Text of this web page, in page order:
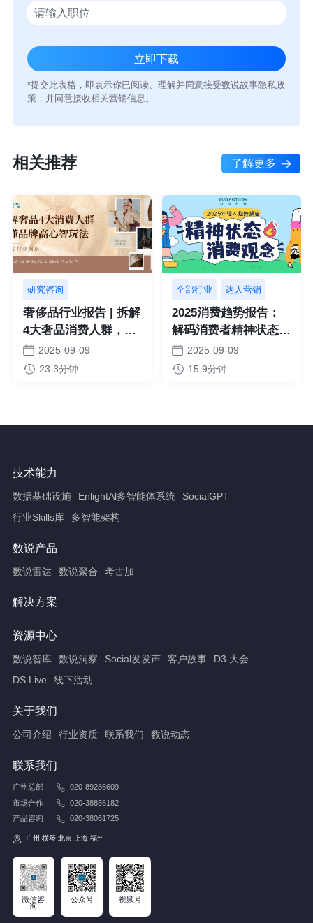
*提交此表格，即表示你已阅读、理解并同意接受数说故事隐私政
策，并同意接收相关营销信息。
相关推荐 了解更多
研究咨询
奢侈品行业报告 | 拆解
4大奢品消费人群，读
懂品牌高心智玩法
2025-09-09
23.3分钟
全部行业 达人营销
2025消费趋势报告：
解码消费者精神状态及
消费变化
2025-09-09
15.9分钟
技术能力
数据基础设施 EnlightAl多智能体系统
SocialGPT
行业Skills库
多智能架构
数说产品
数说雷达 数说聚合 考古加
解决方案
资源中心
数说智库 数说洞察 Social发发声 客户故事
D3 大会
DS Live
线下活动
关于我们
公司介绍 行业资质 联系我们 数说动态
联系我们
广州总部
020-89286609
市场合作
020-38856182
产品咨询
020-38061725
广州·横琴·北京·上海·福州
微信咨
询
公众号 视频号